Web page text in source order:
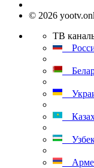
© 2026
ТВ